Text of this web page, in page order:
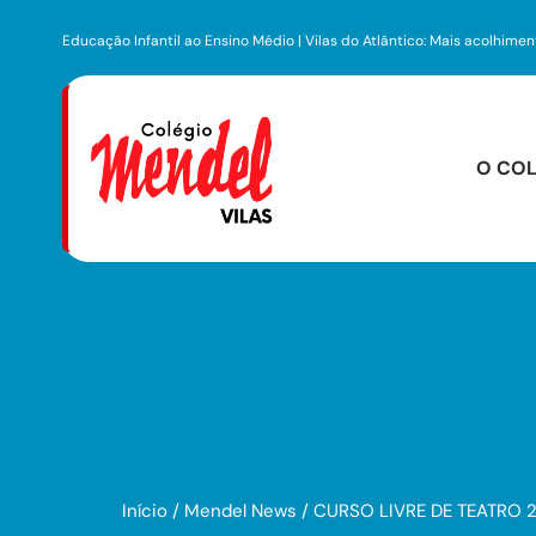
Educação Infantil ao Ensino Médio | Vilas do Atlântico: Mais
O
Início / Mendel News / CURSO LIVRE DE TEATRO